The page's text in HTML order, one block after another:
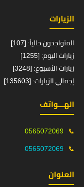
الزيارات
المتواجدون حالياً: [107]
زيارات اليوم: [1255]
زيارات الأسبوع: [3248]
إجمالي الزيارات: [135603]
الهـــواتف
📞
0565072069
📞
0565072069
العنوان